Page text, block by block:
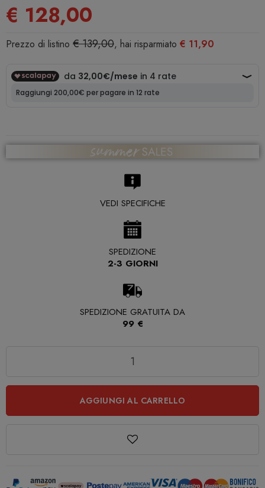
€ 128,00
Prezzo di listino € 139,00, hai risparmiato € 11,90
VEDI SPECIFICHE
SPEDIZIONE
2-3 GIORNI
SPEDIZIONE GRATUITA DA
99 €
AGGIUNGI AL CARRELLO